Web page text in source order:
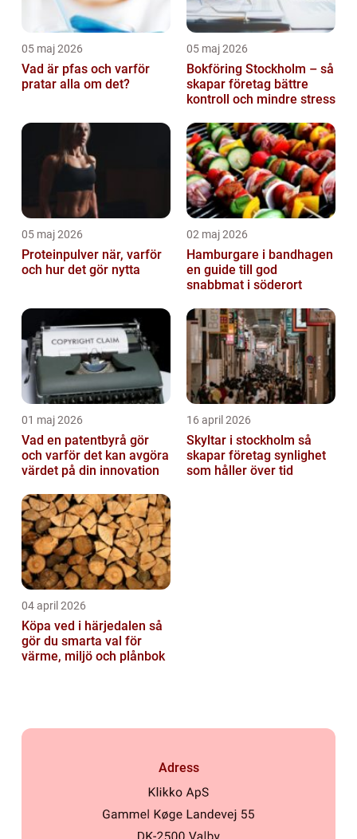
05 maj 2026
Vad är pfas och varför
pratar alla om det?
05 maj 2026
Bokföring Stockholm – så
skapar företag bättre
kontroll och mindre stress
05 maj 2026
Proteinpulver när, varför
och hur det gör nytta
02 maj 2026
Hamburgare i bandhagen
en guide till god
snabbmat i söderort
01 maj 2026
Vad en patentbyrå gör
och varför det kan avgöra
värdet på din innovation
16 april 2026
Skyltar i stockholm så
skapar företag synlighet
som håller över tid
04 april 2026
Köpa ved i härjedalen så
gör du smarta val för
värme, miljö och plånbok
Adress